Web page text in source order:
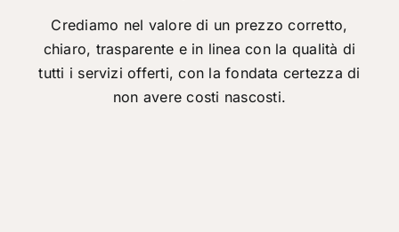
Crediamo nel valore di un prezzo corretto,
chiaro, trasparente e in linea con la qualità di
tutti i servizi offerti, con la fondata certezza di
non avere costi nascosti.